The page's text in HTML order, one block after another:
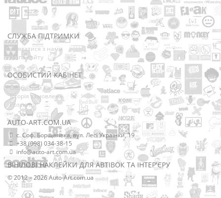
СЛУЖБА ПІДТРИМКИ
Зв’язатися з нами
Мапа сайту
ОСОБИСТИЙ КАБІНЕТ
Особистий Кабінет
Історія замовлень
Розсилка
AUTO-ART.COM.UA
с. Соф. Борщагівка, вул. Лесі Українки, 19
+38 (098) 034-38-15
info@auto-art.com.ua
ВІНІЛОВІ НАКЛЕЙКИ ДЛЯ АВТІВОК ТА ІНТЕР'ЄРУ
© 2012 – 2026 Auto-Art.com.ua